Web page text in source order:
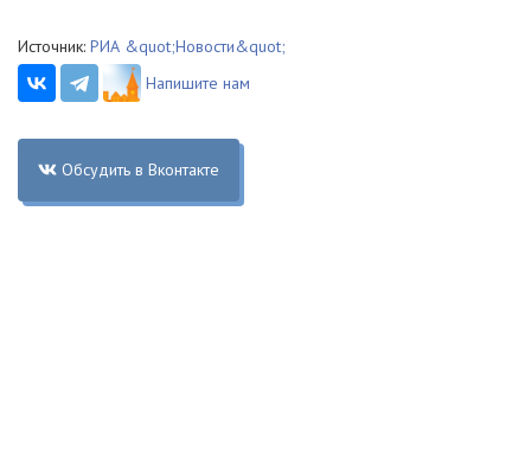
Источник: РИА &quot;Новости&quot;
Напишите нам
Обсудить в Вконтакте